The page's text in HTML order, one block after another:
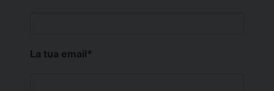
La tua email*